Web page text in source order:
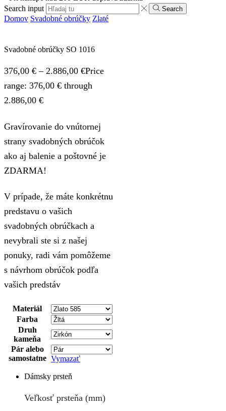
Search input
Search
Domov Svadobné obrúčky Zlaté
Svadobné obrúčky SO 1016
376,00 € – 2.886,00 €Price
range: 376,00 € through
2.886,00 €
Gravírovanie do vnútornej
strany svadobných obrúčok
ako aj balenie a poštovné je
ZDARMA!
V prípade, že máte konkrétnu
predstavu o vašich
svadobných obrúčkach a
nevybrali ste si z našej
ponuky, radi vám pomôžeme
s návrhom obrúčok podľa
vašich predstáv
Materiál
Farba
Druh
kameňa
Pár alebo
samostatne Vymazať
Dámsky prsteň
Veľkosť prsteňa (mm)